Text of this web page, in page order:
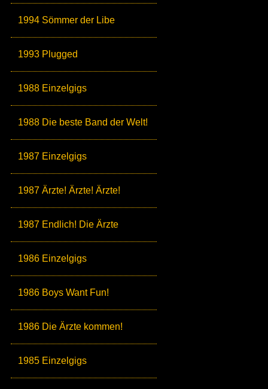
1994 Sömmer der Libe
1993 Plugged
1988 Einzelgigs
1988 Die beste Band der Welt!
1987 Einzelgigs
1987 Ärzte! Ärzte! Ärzte!
1987 Endlich! Die Ärzte
1986 Einzelgigs
1986 Boys Want Fun!
1986 Die Ärzte kommen!
1985 Einzelgigs